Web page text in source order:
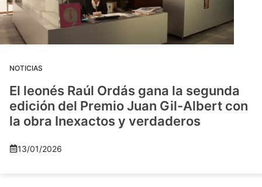
NOTICIAS
El leonés Raúl Ordás gana la segunda
edición del Premio Juan Gil-Albert con
la obra Inexactos y verdaderos
13/01/2026